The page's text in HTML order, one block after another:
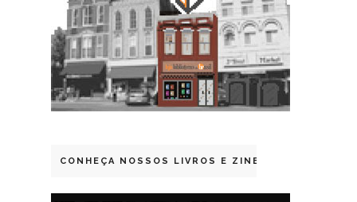
CONHEÇA NOSSOS LIVROS E ZINES